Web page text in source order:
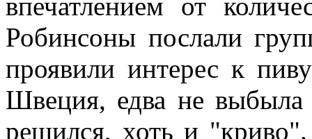
Робинсоны послали
проявили интерес к
Швеция, едва не
решился, хоть и